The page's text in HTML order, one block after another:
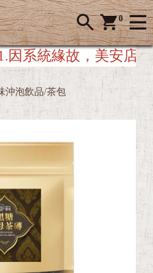
0
美安店主下單時，
沖泡飲品/茶包